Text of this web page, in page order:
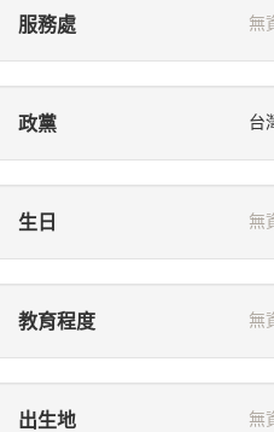
服務處 無
政黨 台
生日 無
教育程度 無
出生地 無